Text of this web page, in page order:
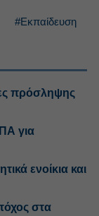
#Εκπαίδευση
πρόσληψης
για
ενοίκια και
στα